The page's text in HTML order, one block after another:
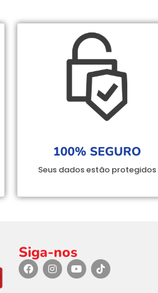
100% SEGURO
Seus dados estão protegidos
Siga-nos